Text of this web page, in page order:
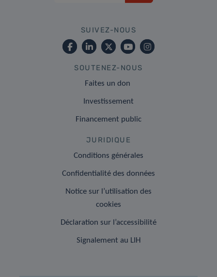
SUIVEZ-NOUS
SOUTENEZ-NOUS
Faites un don
Investissement
Financement public
JURIDIQUE
Conditions générales
Confidentialité des données
Notice sur l’utilisation des
cookies
Déclaration sur l’accessibilité
Signalement au LIH